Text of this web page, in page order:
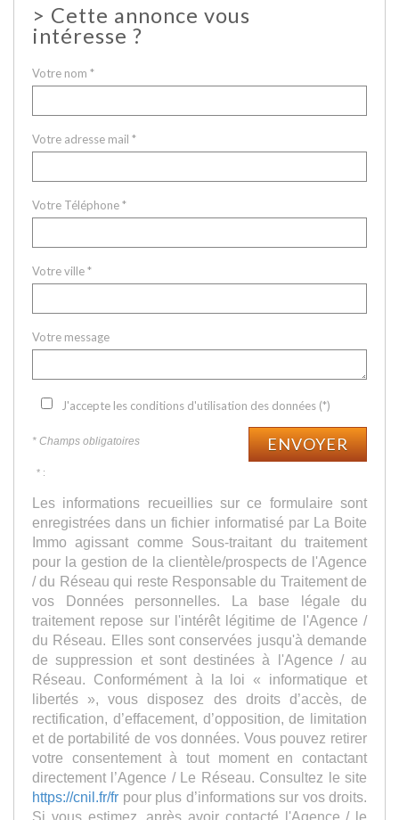
> Cette annonce vous
intéresse ?
Votre nom *
Votre adresse mail *
Votre Téléphone *
Votre ville *
Votre message
J'accepte les conditions d'utilisation des données (*)
* Champs obligatoires ENVOYER
* :
Les informations recueillies sur ce formulaire sont
enregistrées dans un fichier informatisé par La Boite
Immo agissant comme Sous-traitant du traitement
pour la gestion de la clientèle/prospects de l'Agence
/ du Réseau qui reste Responsable du Traitement de
vos Données personnelles. La base légale du
traitement repose sur l'intérêt légitime de l'Agence /
du Réseau. Elles sont conservées jusqu'à demande
de suppression et sont destinées à l'Agence / au
Réseau. Conformément à la loi « informatique et
libertés », vous disposez des droits d’accès, de
rectification, d’effacement, d’opposition, de limitation
et de portabilité de vos données. Vous pouvez retirer
votre consentement à tout moment en contactant
directement l’Agence / Le Réseau. Consultez le site
https://cnil.fr/fr pour plus d’informations sur vos droits.
Si vous estimez, après avoir contacté l'Agence / le